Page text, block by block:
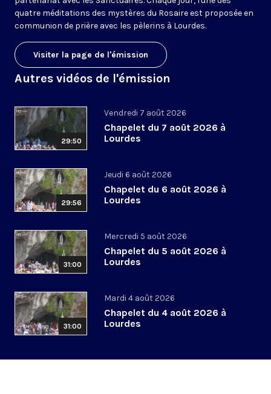
quatre méditations des mystères du Rosaire est proposée en
communion de prière avec les pèlerins à Lourdes.
Visiter la page de l'émission
Autres vidéos de l'émission
29:50
Vendredi 7 août 2026
Chapelet du 7 août 2026 à
Lourdes
29:56
Jeudi 6 août 2026
Chapelet du 6 août 2026 à
Lourdes
31:00
Mercredi 5 août 2026
Chapelet du 5 août 2026 à
Lourdes
31:00
Mardi 4 août 2026
Chapelet du 4 août 2026 à
Lourdes